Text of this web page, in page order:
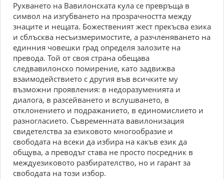
Рухването на Вавилонската кула се превръща в
символ на изгубването на прозрачността между
знаците и нещата. Божественият жест прекъсва езика
и сблъсква несъизмеримостите, а разчленяването на
единния човешки град определя залозите на
превода. Той от своя страна обещава
следвавилонско помирение, като задвижва
взаимодействието с другия във всичките му
възможни проявления: в недоразуменията и
диалога, в разсейването и вслушването, в
отклонението и подражанието, в единомислието и
разногласието. Съвременната вавилонизация
свидетелства за езиковото многообразие и
свободата на всеки да избира на какъв език да
общува, а преводът става не просто посредник в
междуезиковото разбирателство, но и гарант за
свободата на този избор.